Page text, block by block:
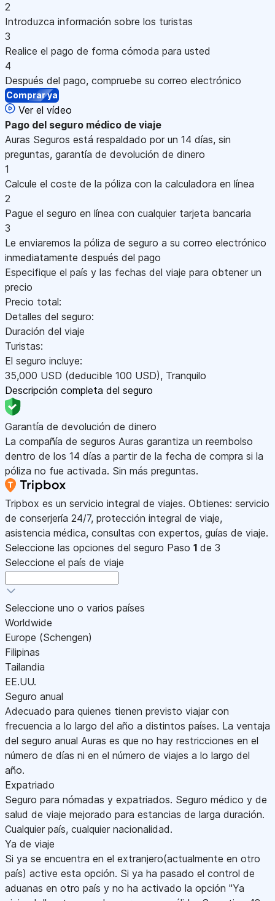
2
Introduzca información sobre los turistas
3
Realice el pago de forma cómoda para usted
4
Después del pago, compruebe su correo electrónico
Comprar ya
Ver el vídeo
Pago del seguro médico de viaje
Auras Seguros está respaldado por un 14 días, sin
preguntas, garantía de devolución de dinero
1
Calcule el coste de la póliza con la calculadora en línea
2
Pague el seguro en línea con cualquier tarjeta bancaria
3
Le enviaremos la póliza de seguro a su correo electrónico
inmediatamente después del pago
Especifique el país y las fechas del viaje para obtener un
precio
Precio total:
Detalles del seguro:
Duración del viaje
Turistas:
El seguro incluye:
35,000 USD (deducible 100 USD), Tranquilo
Descripción completa del seguro
Garantía de devolución de dinero
La compañía de seguros Auras garantiza un reembolso
dentro de los 14 días a partir de la fecha de compra si la
póliza no fue activada. Sin más preguntas.
Tripbox es un servicio integral de viajes. Obtienes: servicio
de conserjería 24/7, protección integral de viaje,
asistencia médica, consultas con expertos, guías de viaje.
Seleccione las opciones del seguro Paso 1 de 3
Seleccione el país de viaje
Seleccione uno o varios países
Worldwide
Europe (Schengen)
Filipinas
Tailandia
EE.UU.
Seguro anual
Adecuado para quienes tienen previsto viajar con
frecuencia a lo largo del año a distintos países. La ventaja
del seguro anual Auras es que no hay restricciones en el
número de días ni en el número de viajes a lo largo del
año.
Expatriado
Seguro para nómadas y expatriados. Seguro médico y de
salud de viaje mejorado para estancias de larga duración.
Cualquier país, cualquier nacionalidad.
Ya de viaje
Si ya se encuentra en el extranjero(actualmente en otro
país) active esta opción. Si ya ha pasado el control de
aduanas en otro país y no ha activado la opción "Ya